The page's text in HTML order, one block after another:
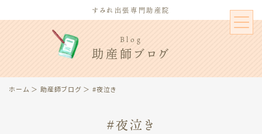
すみれ出張専門助産院
Blog
助産師ブログ
ホーム ＞ 助産師ブログ ＞ #夜泣き
#夜泣き